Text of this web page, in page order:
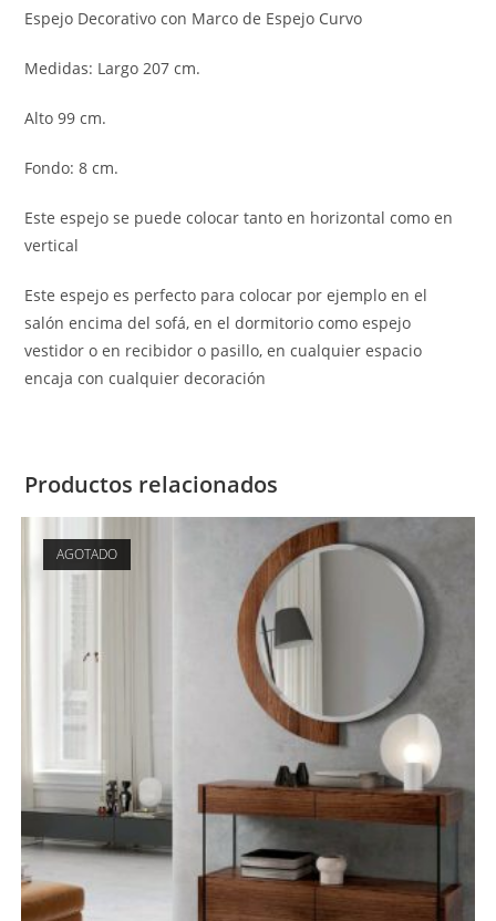
Espejo Decorativo con Marco de Espejo Curvo
Medidas: Largo 207 cm.
Alto 99 cm.
Fondo: 8 cm.
Este espejo se puede colocar tanto en horizontal como en
vertical
Este espejo es perfecto para colocar por ejemplo en el
salón encima del sofá, en el dormitorio como espejo
vestidor o en recibidor o pasillo, en cualquier espacio
encaja con cualquier decoración
Productos relacionados
AGOTADO